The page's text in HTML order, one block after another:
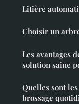
Litière
Choisir un
Les avantages
solution saine
Quelles sont
brossage